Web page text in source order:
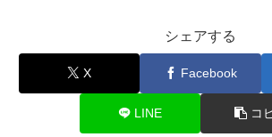
シェアする
X Facebook
LINE コ